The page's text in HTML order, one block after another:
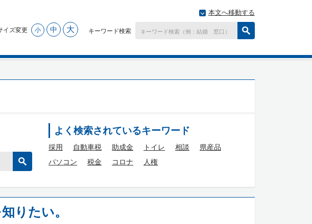
本文へ移動する
イズ変更 小 中 大 キーワード検索
よく検索されているキーワード
採用 自動車税 助成金 トイレ 相談
県産品
パソコン
税金 コロナ 人権
りたい。